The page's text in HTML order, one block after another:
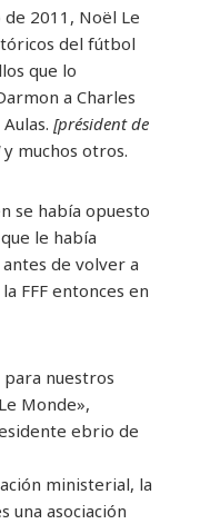
de 2011, Noël Le
del fútbol
que lo
a Charles
[président de
y muchos otros.
se había opuesto
le había
de volver a
FFF entonces en
nuestros
Monde»,
ebrio de
ministerial, la
una asociación